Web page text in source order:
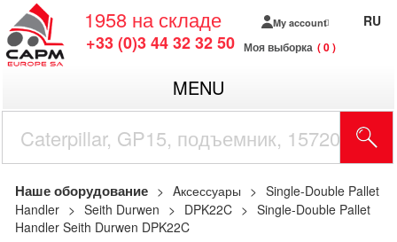
1958 на складе
+33 (0)3 44 32 32 50
My account
Моя выборка 0
RU
MENU
Наше оборудование Aксессуары
Single-Double Pallet
Handler
Seith Durwen DPK22C
Single-Double Pallet
Handler Seith Durwen DPK22C